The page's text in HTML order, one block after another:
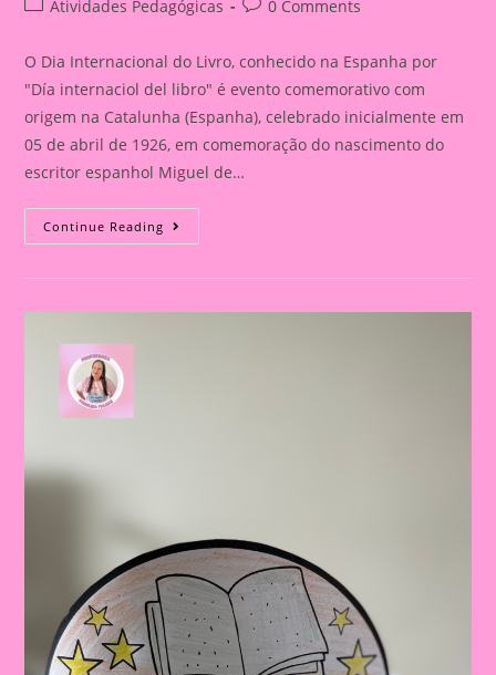
PostAtividades Pedagógicas
Post0 Comments
O Dia Internacional do Livro, conhecido na Espanha por
"Día internaciol del libro" é evento comemorativo com
origem na Catalunha (Espanha), celebrado inicialmente em
05 de abril de 1926, em comemoração do nascimento do
escritor espanhol Miguel de…
Continue Reading Atividade
Dia
Livro